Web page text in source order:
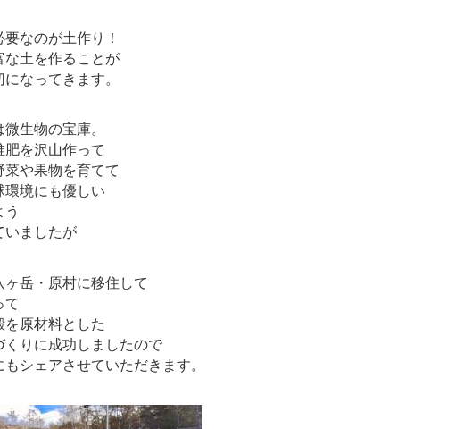
なのが土作り！
な土を作ることが
なってきます。
生物の宝庫。
肥を沢山作って
菜や果物を育てて
環境にも優しい
いましたが
ヶ岳・原村に移住して
て
を原材料とした
くりに成功しましたので
シェアさせていただきます。